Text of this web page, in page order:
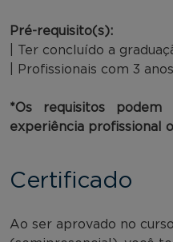
Pré-requisito(s):
| Ter concluído a
| Profissionais com 3
*Os requisitos
experiência profissional
Certificado
Ao ser aprovado no